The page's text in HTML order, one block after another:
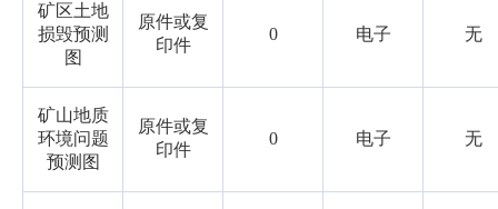
矿区土地
损毁预测
图
原件或复
印件
0 电子 无
矿山地质
环境问题
预测图
原件或复
印件
0 电子 无